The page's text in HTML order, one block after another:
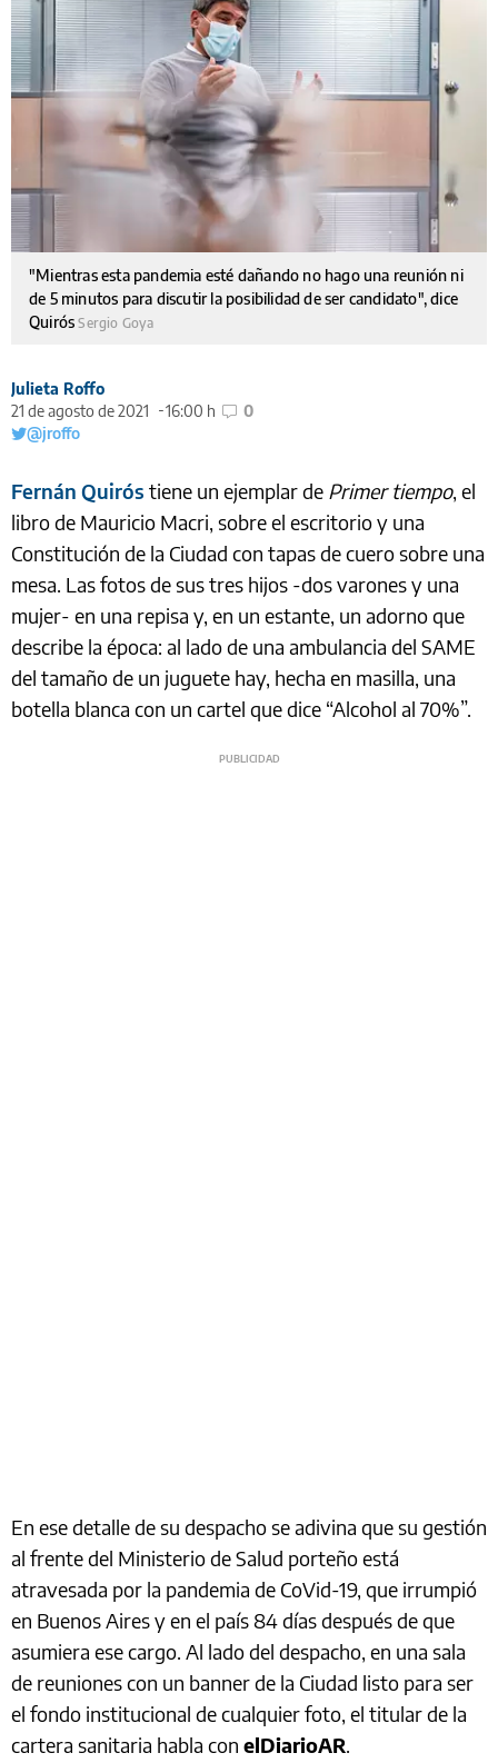
"Mientras esta pandemia esté dañando no hago una reunión ni
de 5 minutos para discutir la posibilidad de ser candidato", dice
QuirósSergio Goya
Julieta Roffo
21 de agosto de 2021
16:00 h
0
@jroffo
Fernán Quirós tiene un ejemplar de Primer tiempo, el
libro de Mauricio Macri, sobre el escritorio y una
Constitución de la Ciudad con tapas de cuero sobre una
mesa. Las fotos de sus tres hijos -dos varones y una
mujer- en una repisa y, en un estante, un adorno que
describe la época: al lado de una ambulancia del SAME
del tamaño de un juguete hay, hecha en masilla, una
botella blanca con un cartel que dice “Alcohol al 70%”.
En ese detalle de su despacho se adivina que su gestión
al frente del Ministerio de Salud porteño está
atravesada por la pandemia de CoVid-19, que irrumpió
en Buenos Aires y en el país 84 días después de que
asumiera ese cargo. Al lado del despacho, en una sala
de reuniones con un banner de la Ciudad listo para ser
el fondo institucional de cualquier foto, el titular de la
cartera sanitaria habla con elDiarioAR.